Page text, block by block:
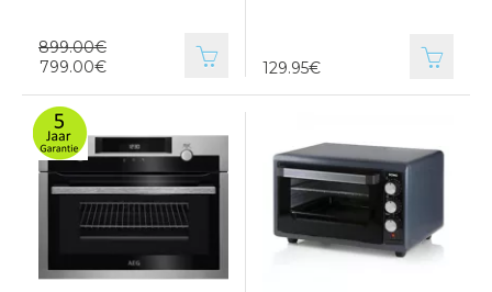
899.00€
799.00€
129.95€